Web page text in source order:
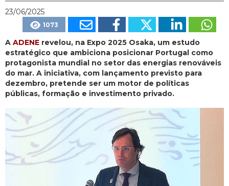
23/06/2025
1073
A ADENE revelou, na Expo 2025 Osaka, um estudo
estratégico que ambiciona posicionar Portugal como
protagonista mundial no setor das energias renováveis
do mar. A iniciativa, com lançamento previsto para
dezembro, pretende ser um motor de políticas
públicas, formação e investimento privado.